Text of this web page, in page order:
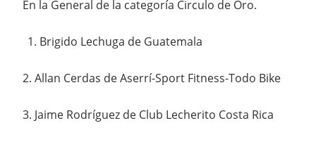
En la General de la categoría Circulo de Oro.
Brigido Lechuga de Guatemala
2. Allan Cerdas de Aserrí-Sport Fitness-Todo Bike
3. Jaime Rodríguez de Club Lecherito Costa Rica